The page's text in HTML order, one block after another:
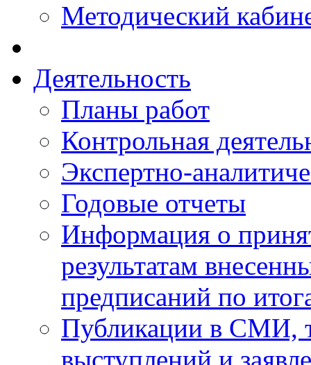
Методический
Деятельность
Планы работ
Контрольная
Экспертно-
Годовые отчеты
Информация о
результатам
предписаний по
Публикации в СМИ,